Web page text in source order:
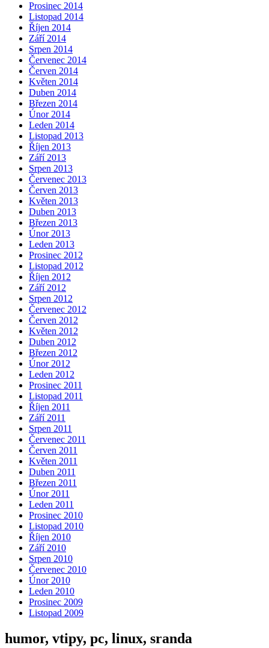
Prosinec 2014
Listopad 2014
Říjen 2014
Září 2014
Srpen 2014
Červenec 2014
Červen 2014
Květen 2014
Duben 2014
Březen 2014
Únor 2014
Leden 2014
Listopad 2013
Říjen 2013
Září 2013
Srpen 2013
Červenec 2013
Červen 2013
Květen 2013
Duben 2013
Březen 2013
Únor 2013
Leden 2013
Prosinec 2012
Listopad 2012
Říjen 2012
Září 2012
Srpen 2012
Červenec 2012
Červen 2012
Květen 2012
Duben 2012
Březen 2012
Únor 2012
Leden 2012
Prosinec 2011
Listopad 2011
Říjen 2011
Září 2011
Srpen 2011
Červenec 2011
Červen 2011
Květen 2011
Duben 2011
Březen 2011
Únor 2011
Leden 2011
Prosinec 2010
Listopad 2010
Říjen 2010
Září 2010
Srpen 2010
Červenec 2010
Únor 2010
Leden 2010
Prosinec 2009
Listopad 2009
humor, vtipy, pc, linux, sranda